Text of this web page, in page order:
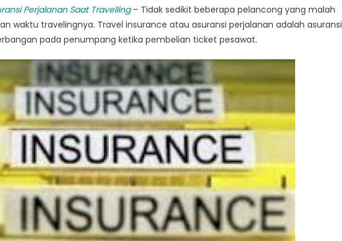
Penting
Dari
Adanya
Asuransi
Perjalanan
Saat
Travelling
Perjalanan Saat Travelling– Tidak sedikit beberapa pelancong yang malah
waktu travelingnya. Travel insurance atau asuransi perjalanan adalah asuransi
pada penumpang ketika pembelian ticket pesawat.